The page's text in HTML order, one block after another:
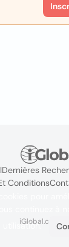
Dernières
Conditions
iGlobal.co @
continuez à
utilisation.